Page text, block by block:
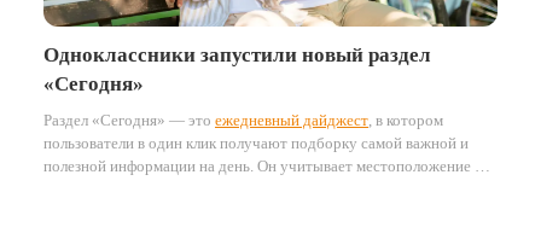
Одноклассники запустили новый раздел
«Сегодня»
Раздел «Сегодня» — это ежедневный дайджест, в котором
пользователи в один клик получают подборку самой важной и
полезной информации на день. Он учитывает местоположение и